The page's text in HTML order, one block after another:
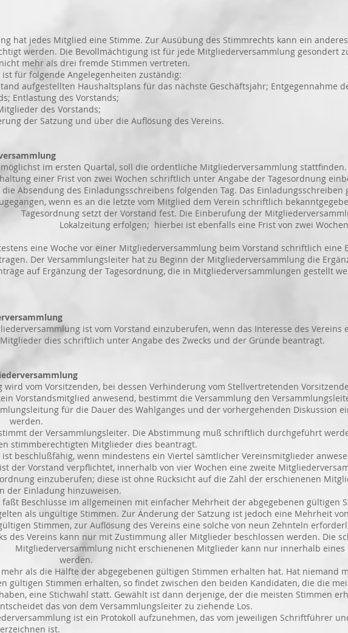
hat jedes Mitglied eine Stimme. Zur Ausübung des Stimmrechts kann ein
Die Bevollmächtigung ist für jede Mitgliederversammlung gesondert
als drei fremde Stimmen vertreten.
für folgende Angelegenheiten zuständig:
aufgestellten Haushaltsplans für das nächste Geschäftsjahr; Entgegennahme
des Vorstands;
des Vorstands;
der Satzung und über die Auflösung des Vereins.
im ersten Quartal, soll die ordentliche Mitgliederversammlung stattfinden.
Frist von zwei Wochen schriftlich unter Angabe der Tagesordnung
des Einladungsschreibens folgenden Tag. Das Einladungsschreiben
es an die letzte vom Mitglied dem Verein schriftlich
setzt der Vorstand fest. Die Einberufung der
Lokalzeitung erfolgen; hierbei ist ebenfalls eine Frist von zwei Wochen
eine Woche vor einer Mitgliederversammlung beim Vorstand schriftlich eine
Versammlungsleiter hat zu Beginn der Mitgliederversammlung die
Ergänzung der Tagesordnung, die in Mitgliederversammlungen gestellt
ist vom Vorstand einzuberufen, wenn das Interesse des Vereins
dies schriftlich unter Angabe des Zwecks und der Gründe beantragt.
vom Vorsitzenden, bei dessen Verhinderung vom Stellvertretenden
anwesend, bestimmt die Versammlung den
für die Dauer des Wahlganges und der vorhergehenden Diskussion
der Versammlungsleiter. Die Abstimmung muß schriftlich durchgeführt
Mitglieder dies beantragt.
beschlußfähig, wenn mindestens ein Viertel sämtlicher Vereinsmitglieder
verpflichtet, innerhalb von vier Wochen eine zweite
diese ist ohne Rücksicht auf die Zahl der erschienenen
Einladung hinzuweisen.
Beschlüsse im allgemeinen mit einfacher Mehrheit der abgegebenen
Stimmen. Zur Änderung der Satzung ist jedoch eine Mehrheit von
zur Auflösung des Vereins eine solche von neun Zehnteln
kann nur mit Zustimmung aller Mitglieder beschlossen werden. Die
nicht erschienenen Mitglieder kann nur innerhalb eines
geklärt werden.
als die Hälfte der abgegebenen gültigen Stimmen erhalten hat. Hat niemand
Stimmen erhalten, so findet zwischen den beiden Kandidaten, die die
statt. Gewählt ist dann derjenige, der die meisten Stimmen
das von dem Versammlungsleiter zu ziehende Los.
ist ein Protokoll aufzunehmen, das vom jeweiligen Schriftführer
ist.